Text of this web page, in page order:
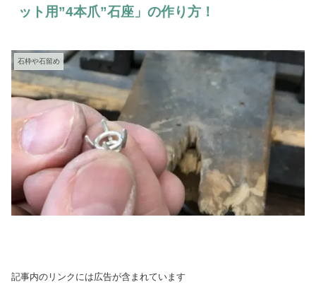
ット用”4本爪”石座」の作り方！
石枠や石留め
記事内のリンクには広告が含まれています